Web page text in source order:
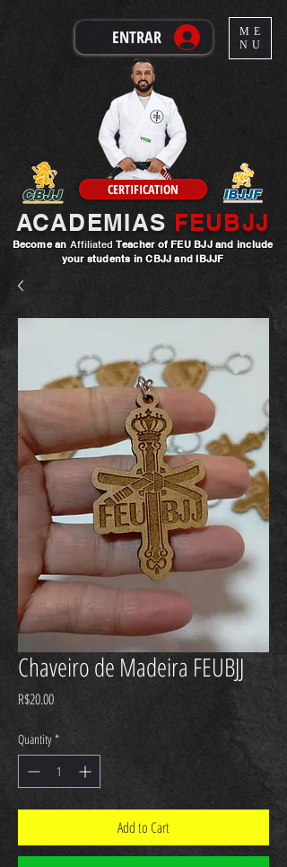
ENTRAR
CERTIFICATION
ACADEMIAS FEUBJJ
Become an Affiliated Teacher of FEU BJJ and include
your students in CBJJ and IBJJF
ME
NU
Chaveiro de Madeira FEUBJJ
R$20.00Price
Quantity *
Add to Cart